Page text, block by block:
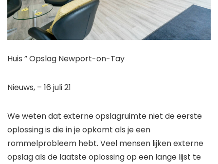
Huis ”Opslag Newport-on-Tay
Nieuws, – 16 juli 21
We weten dat externe opslagruimte niet de eerste
oplossing is die in je opkomt als je een
rommelprobleem hebt. Veel mensen lijken externe
opslag als de laatste oplossing op een lange lijst te